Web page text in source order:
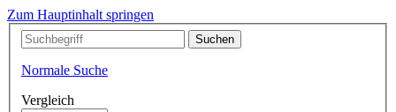
Zum Hauptinhalt springen
Normale Suche
Vergleich